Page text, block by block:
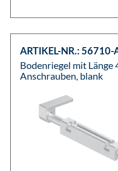
ARTIKEL-NR.: 56710-
Bodenriegel mit Länge
Anschrauben, blank